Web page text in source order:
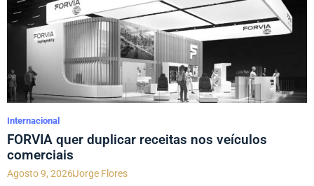
Internacional
FORVIA quer duplicar receitas nos veículos
comerciais
Agosto 9, 2026Jorge Flores